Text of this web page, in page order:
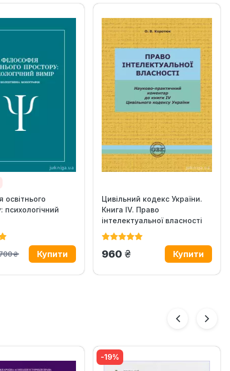
освітнього
психологічний
Цивільний кодекс України.
Книга IV. Право
інтелектуальної власності
960 грн.
-19%